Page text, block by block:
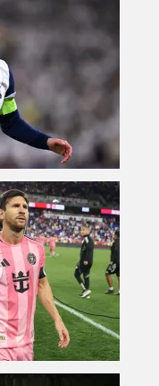
תקנון
תקנון
תקנון עבור
טניס
גיימינג E-Sports
תנאי
מדיניות
תקנון
רשיון
הצטרפות
לוח דרושים
תגיות